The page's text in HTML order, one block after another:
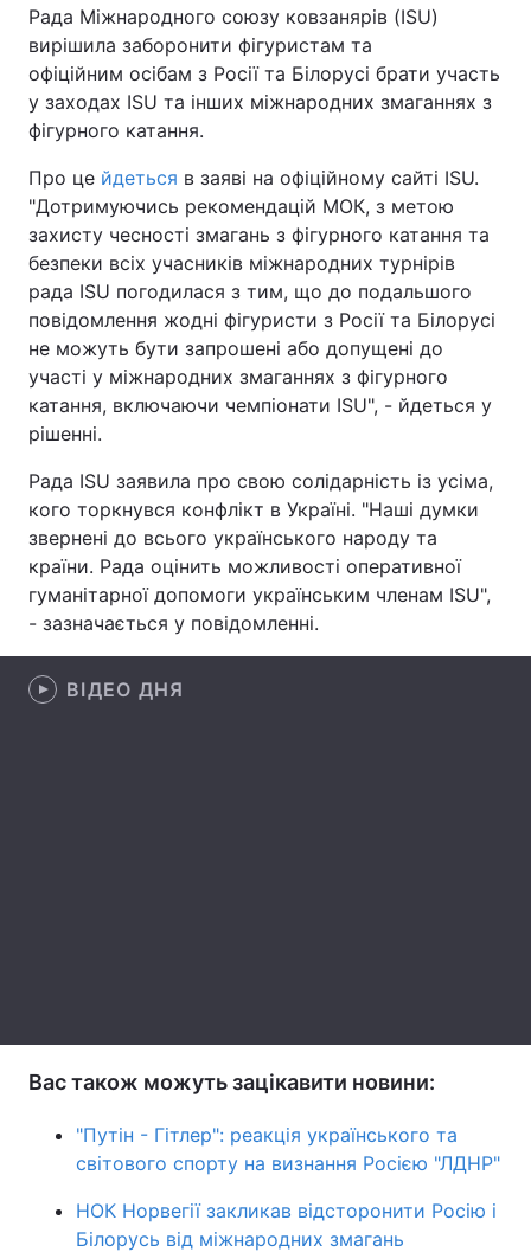
Головна Війна
Україна Політика
Економіка Світ
Спорт Наука
Техно і зв'язок Лайт
Зброя Інциденти
Здоров'я Туризм
Цікавинки Погода
Екологія
Лонгріди
Відео з Youtube
Інтерв'ю Думки
Архів Вакансії
Контакти
Рада Міжнародного союзу ковзанярів (ISU)
вирішила заборонити фігуристам та
офіційним осібам з Росії та Білорусі брати участь
у заходах ISU та інших міжнародних змаганнях з
фігурного катання.
Про це йдеться в заяві на офіційному сайті ISU.
"Дотримуючись рекомендацій МОК, з метою
захисту чесності змагань з фігурного катання та
безпеки всіх учасників міжнародних турнірів
рада ISU погодилася з тим, що до подальшого
повідомлення жодні фігуристи з Росії та Білорусі
не можуть бути запрошені або допущені до
участі у міжнародних змаганнях з фігурного
катання, включаючи чемпіонати ISU", - йдеться у
рішенні.
Рада ISU заявила про свою солідарність із усіма,
кого торкнувся конфлікт в Україні. "Наші думки
звернені до всього українського народу та
країни. Рада оцінить можливості оперативної
гуманітарної допомоги українським членам ISU",
- зазначається у повідомленні.
ВІДЕО ДНЯ
Вас також можуть зацікавити новини:
"Путін - Гітлер": реакція українського та
світового спорту на визнання Росією "ЛДНР"
НОК Норвегії закликав відсторонити Росію і
Білорусь від міжнародних змагань